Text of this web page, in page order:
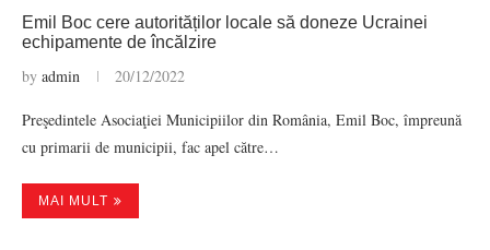
Emil Boc cere autorităților locale să doneze Ucrainei
echipamente de încălzire
by admin 20/12/2022
Preşedintele Asociaţiei Municipiilor din România, Emil Boc, împreună
cu primarii de municipii, fac apel către…
MAI MULT